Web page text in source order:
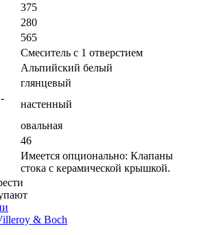
375
280
565
Смеситель с 1 отверстием
Альпийский белый
глянцевый
настенный
овальная
46
Имеется опционально: Клапаны
стока с керамической крышкой.
& Boch